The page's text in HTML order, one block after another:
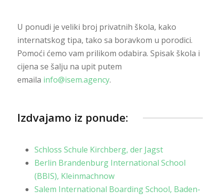
U ponudi je veliki broj privatnih škola, kako
internatskog tipa, tako sa boravkom u porodici.
Pomoći ćemo vam prilikom odabira. Spisak škola i
cijena se šalju na upit putem
emaila info@isem.agency.
Izdvajamo iz ponude:
Schloss Schule Kirchberg, der Jagst
Berlin Brandenburg International School
(BBIS), Kleinmachnow
Salem International Boarding School, Baden-